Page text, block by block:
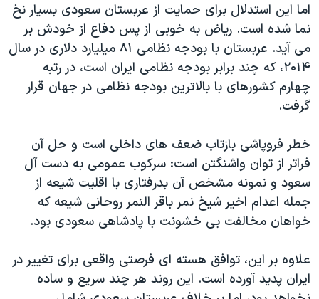
اما این استدلال برای حمایت از عربستان سعودی بسیار نخ
نما شده است. ریاض به خوبی از پس دفاع از خودش بر
می آید. عربستان با بودجه نظامی ۸۱ میلیارد دلاری در سال
۲۰۱۴، که چند برابر بودجه نظامی ایران است، در رتبه
چهارم کشورهای با بالاترین بودجه نظامی در جهان قرار
گرفت.
خطر فروپاشی بازتاب ضعف های داخلی است و حل آن
فراتر از توان واشنگتن است: سرکوب عمومی به دست آل
سعود و نمونه مشخص آن بدرفتاری با اقلیت شیعه از
جمله اعدام اخیر شیخ نمر باقر النمر روحانی شیعه که
خواهان مخالفت بی خشونت با پادشاهی سعودی بود.
علاوه بر این، توافق هسته ای فرصتی واقعی برای تغییر در
ایران پدید آورده است. این روند هر چند سریع و ساده